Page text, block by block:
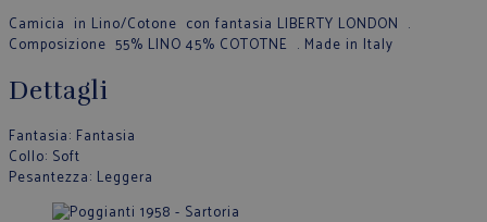
Camicia in Lino/Cotone con fantasia LIBERTY LONDON .
Composizione 55% LINO 45% COTOTNE . Made in Italy
Dettagli
Fantasia: Fantasia
Collo: Soft
Pesantezza: Leggera